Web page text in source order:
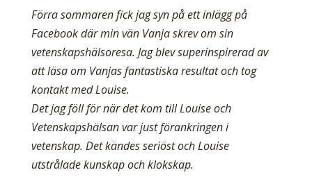
Förra sommaren fick jag syn på ett inlägg på
Facebook där min vän Vanja skrev om sin
vetenskapshälsoresa. Jag blev superinspirerad av
att läsa om Vanjas fantastiska resultat och tog
kontakt med Louise.
Det jag föll för när det kom till Louise och
Vetenskapshälsan var just förankringen i
vetenskap. Det kändes seriöst och Louise
utstrålade kunskap och klokskap.